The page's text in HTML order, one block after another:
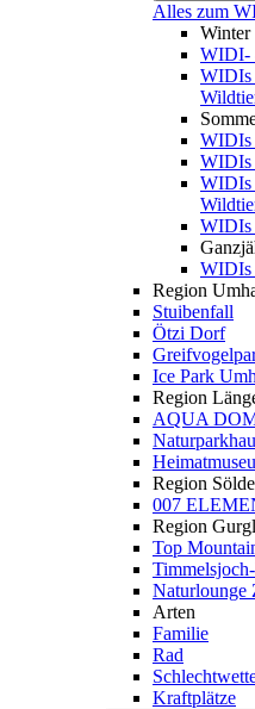
Alles zum
Winter
WIDI-
WIDIs
WIDIs
WIDIs
WIDIs
WIDIs
WIDIs
Region
Stuibenfall
Ötzi Dorf
Ice Park
Region
AQUA
Region
007
Region Gurgl
Top
Naturlounge
Arten
Familie
Rad
Kraftplätze